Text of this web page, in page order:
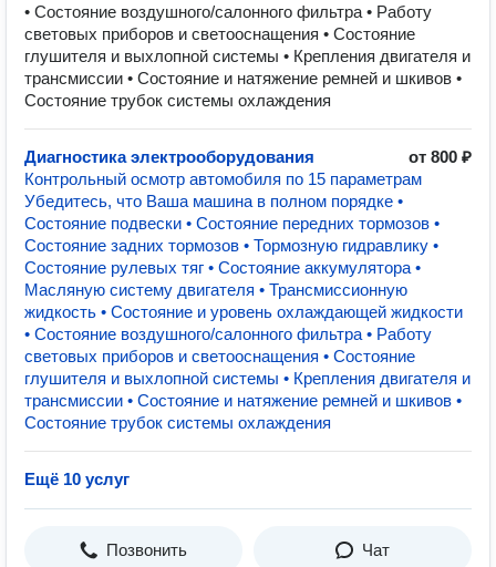
• Состояние воздушного/салонного фильтра • Работу
световых приборов и светооснащения • Состояние
глушителя и выхлопной системы • Крепления двигателя и
трансмиссии • Состояние и натяжение ремней и шкивов •
Состояние трубок системы охлаждения
Диагностика электрооборудования
от 800 ₽
Контрольный осмотр автомобиля по 15 параметрам
Убедитесь, что Ваша машина в полном порядке •
Состояние подвески • Состояние передних тормозов •
Состояние задних тормозов • Тормозную гидравлику •
Состояние рулевых тяг • Состояние аккумулятора •
Масляную систему двигателя • Трансмиссионную
жидкость • Состояние и уровень охлаждающей жидкости
• Состояние воздушного/салонного фильтра • Работу
световых приборов и светооснащения • Состояние
глушителя и выхлопной системы • Крепления двигателя и
трансмиссии • Состояние и натяжение ремней и шкивов •
Состояние трубок системы охлаждения
Ещё 10 услуг
Позвонить Чат